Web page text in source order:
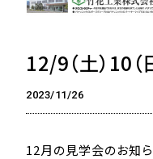
12/9（土）10（
2023/11/26
12月の見学会のお知ら